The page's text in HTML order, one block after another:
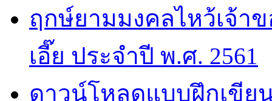
ฤกษ์ยามมงคลไหว้เจ้า
เอี๊ย ประจำปี พ.ศ. 2561
ดาวน์โหลดแบบฝึกเขีย